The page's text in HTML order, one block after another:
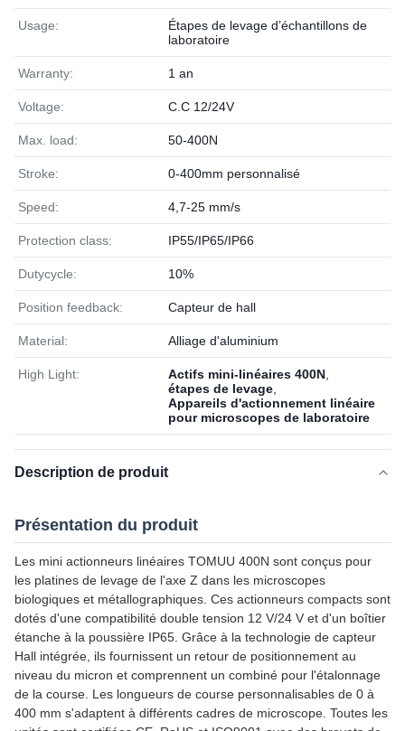
Usage:
Étapes de levage d’échantillons de
laboratoire
Warranty: 1 an
Voltage: C.C 12/24V
Max. load: 50-400N
Stroke: 0-400mm personnalisé
Speed: 4,7-25 mm/s
Protection class: IP55/IP65/IP66
Dutycycle: 10%
Position feedback: Capteur de hall
Material: Alliage d'aluminium
High Light: Actifs mini-linéaires 400N
étapes de levage
Appareils d'actionnement linéaire
pour microscopes de laboratoire
Description de produit
Présentation du produit
Les mini actionneurs linéaires TOMUU 400N sont conçus pour
les platines de levage de l'axe Z dans les microscopes
biologiques et métallographiques. Ces actionneurs compacts sont
dotés d'une compatibilité double tension 12 V/24 V et d'un boîtier
étanche à la poussière IP65. Grâce à la technologie de capteur
Hall intégrée, ils fournissent un retour de positionnement au
niveau du micron et comprennent un combiné pour l'étalonnage
de la course. Les longueurs de course personnalisables de 0 à
400 mm s'adaptent à différents cadres de microscope. Toutes les